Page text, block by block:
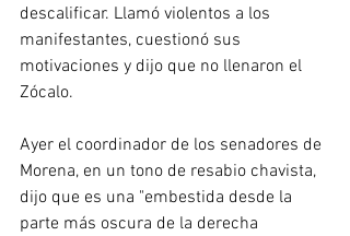
descalificar. Llamó violentos a los
manifestantes, cuestionó sus
motivaciones y dijo que no llenaron el
Zócalo.
Ayer el coordinador de los senadores de
Morena, en un tono de resabio chavista,
dijo que es una "embestida desde la
parte más oscura de la derecha